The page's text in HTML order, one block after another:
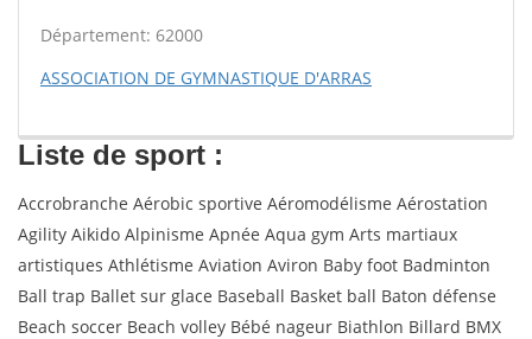
Département: 62000
ASSOCIATION DE GYMNASTIQUE D'ARRAS
Liste de sport :
Accrobranche Aérobic sportive Aéromodélisme Aérostation
Agility Aikido Alpinisme Apnée Aqua gym Arts martiaux
artistiques Athlétisme Aviation Aviron Baby foot Badminton
Ball trap Ballet sur glace Baseball Basket ball Baton défense
Beach soccer Beach volley Bébé nageur Biathlon Billard BMX